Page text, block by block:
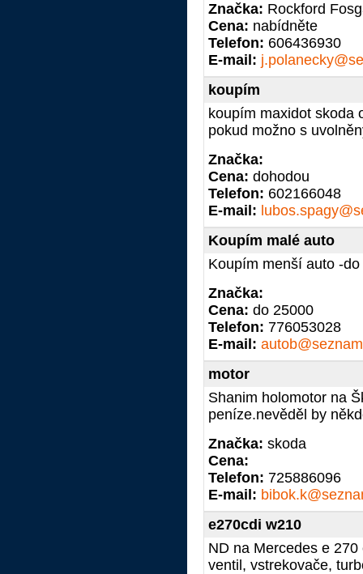
Značka: Rockford
Cena: nabídněte
Telefon: 606436930
E-mail:
koupím
koupím maxidot skoda
pokud možno s
Značka:
Cena: dohodou
Telefon: 602166048
E-mail:
Koupím malé auto
Koupím menší auto -
Značka:
Cena: do 25000
Telefon: 776053028
E-mail:
motor
Shanim holomotor na
peníze.nevěděl by
Značka: skoda
Cena:
Telefon: 725886096
E-mail:
e270cdi w210
ND na Mercedes e
ventil, vstrekovače,